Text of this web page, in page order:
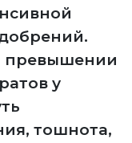
превышении
у
тошнота,